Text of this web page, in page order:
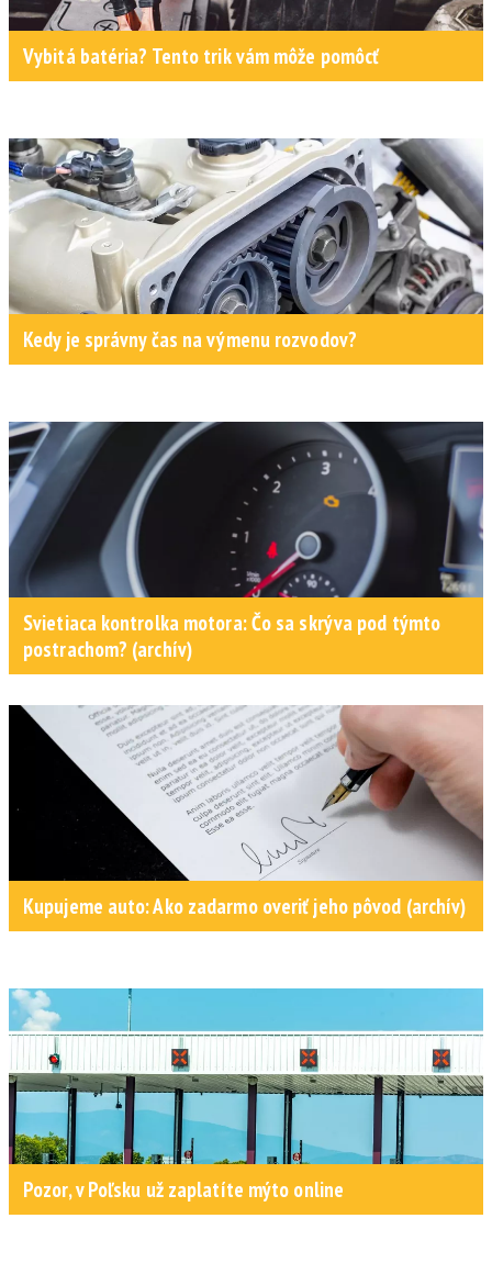
Vybitá batéria? Tento trik vám môže pomôcť
Kedy je správny čas na výmenu rozvodov?
Svietiaca kontrolka motora: Čo sa skrýva pod týmto
postrachom? (archív)
Kupujeme auto: Ako zadarmo overiť jeho pôvod (archív)
Pozor, v Poľsku už zaplatíte mýto online